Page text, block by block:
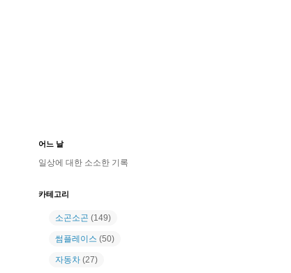
어느 날
일상에 대한 소소한 기록
카테고리
소곤소곤 (149)
썸플레이스 (50)
자동차 (27)